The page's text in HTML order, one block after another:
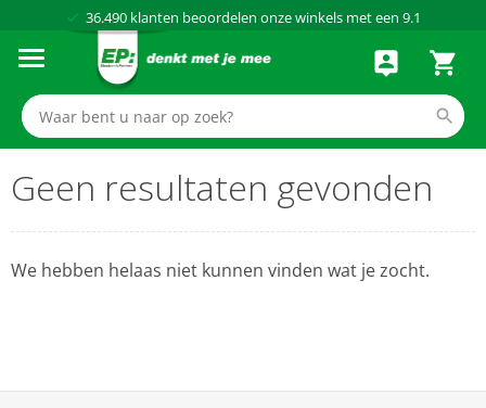
36.490 klanten beoordelen onze winkels met een 9.1
Al meer dan
dé elektronicaspecialist
Achteraf betalen via Klarna
Geen resultaten gevonden
We hebben helaas niet kunnen vinden wat je zocht.